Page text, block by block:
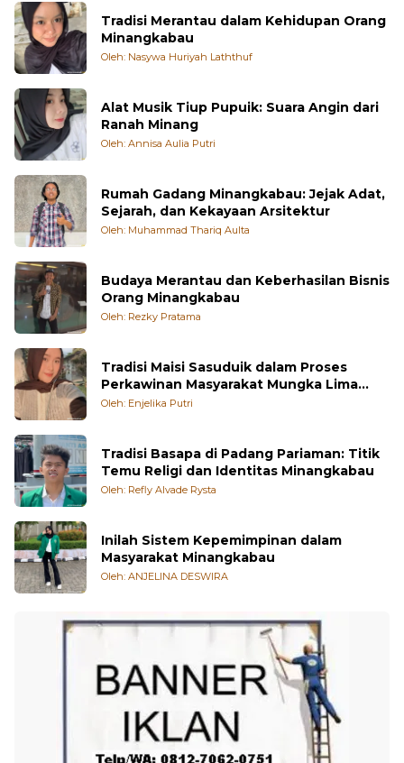
Minangkabau
Oleh: Nasywa Huriyah Laththuf
Ranah Minang
Oleh: Annisa Aulia Putri
Sejarah, dan Kekayaan Arsitektur
Oleh: Muhammad Thariq Aulta
Orang Minangkabau
Oleh: Rezky Pratama
Perkawinan Masyarakat Mungka Lima
Puluh Kota
Oleh: Enjelika Putri
Temu Religi dan Identitas Minangkabau
Oleh: Refly Alvade Rysta
Masyarakat Minangkabau
Oleh: ANJELINA DESWIRA